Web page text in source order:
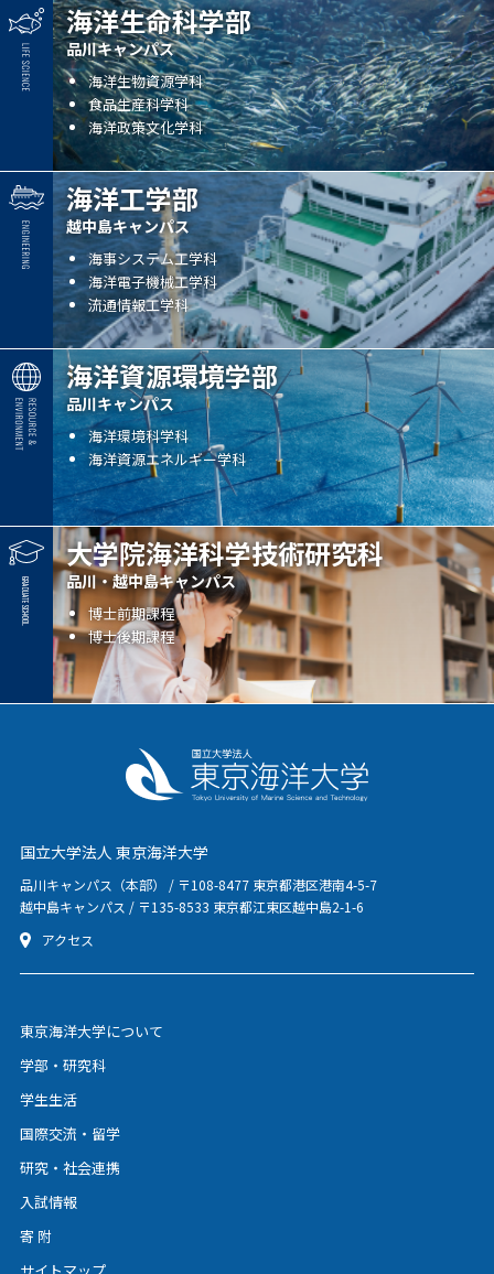
海洋生命科学部
品川キャンパス
海洋生物資源学科
食品生産科学科
海洋政策文化学科
海洋工学部
越中島キャンパス
海事システム工学科
海洋電子機械工学科
流通情報工学科
海洋資源環境学部
品川キャンパス
海洋環境科学科
海洋資源エネルギー学科
大学院海洋科学技術研究科
品川・越中島キャンパス
博士前期課程
博士後期課程
国立大学法人 東京海洋大学
品川キャンパス（本部） / 〒108-8477 東京都港区港南4-5-7
越中島キャンパス / 〒135-8533 東京都江東区越中島2-1-6
アクセス
東京海洋大学について
学部・研究科
学生生活
国際交流・留学
研究・社会連携
入試情報
寄 附